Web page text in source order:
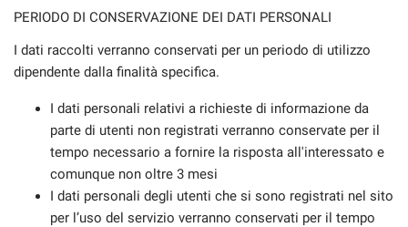
PERIODO DI CONSERVAZIONE DEI DATI PERSONALI
I dati raccolti verranno conservati per un periodo di utilizzo
dipendente dalla finalità specifica.
I dati personali relativi a richieste di informazione da
parte di utenti non registrati verranno conservate per il
tempo necessario a fornire la risposta all'interessato e
comunque non oltre 3 mesi
I dati personali degli utenti che si sono registrati nel sito
per l’uso del servizio verranno conservati per il tempo